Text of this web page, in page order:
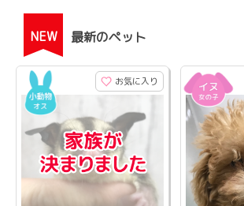
NEW 最新のペット
お気に入り